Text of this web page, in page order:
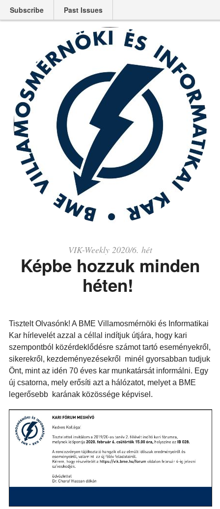
Subscribe Past Issues
VIK-Weekly 2020/6. hét
Képbe hozzuk minden
héten!
Tisztelt Olvasónk! A BME Villamosmérnöki és Informatikai
Kar hírlevelét azzal a céllal indítjuk útjára, hogy kari
szempontból közérdeklődésre számot tartó eseményekről,
sikerekről, kezdeményezésekről minél gyorsabban tudjuk
Önt, mint az idén 70 éves kar munkatársát informálni. Egy
új csatorna, mely erősíti azt a hálózatot, melyet a BME
legerősebb karának közössége képvisel.